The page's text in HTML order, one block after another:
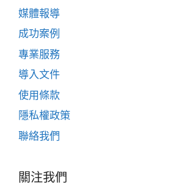
媒體報導
成功案例
專業服務
導入文件
使用條款
隱私權政策
聯絡我們
關注我們